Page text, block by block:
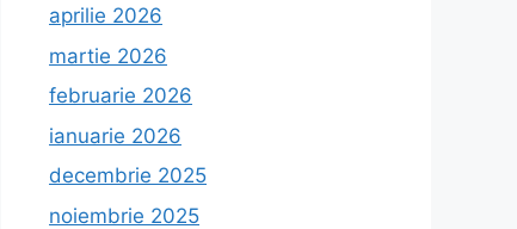
aprilie 2026
martie 2026
februarie 2026
ianuarie 2026
decembrie 2025
noiembrie 2025